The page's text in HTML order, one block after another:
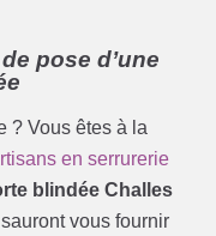
pose d’une
? Vous êtes à la
en serrurerie
blindée Challes
vous fournir